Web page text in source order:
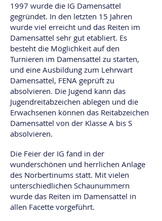
1997 wurde die IG Damensattel
gegründet. In den letzten 15 Jahren
wurde viel erreicht und das Reiten im
Damensattel sehr gut etabliert. Es
besteht die Möglichkeit auf den
Turnieren im Damensattel zu starten,
und eine Ausbildung zum Lehrwart
Damensattel, FENA geprüft zu
absolvieren. Die Jugend kann das
Jugendreitabzeichen ablegen und die
Erwachsenen können das Reitabzeichen
Damensattel von der Klasse A bis S
absolvieren.
Die Feier der IG fand in der
wunderschönen und herrlichen Anlage
des Norbertinums statt. Mit vielen
unterschiedlichen Schaunummern
wurde das Reiten im Damensattel in
allen Facette vorgeführt.